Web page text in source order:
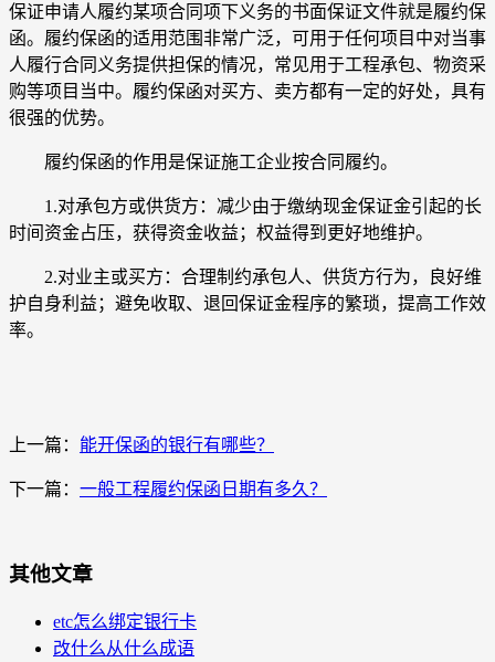
保证申请人履约某项合同项下义务的书面保证文件就是履约保
函。履约保函的适用范围非常广泛，可用于任何项目中对当事
人履行合同义务提供担保的情况，常见用于工程承包、物资采
购等项目当中。履约保函对买方、卖方都有一定的好处，具有
很强的优势。
履约保函的作用是保证施工企业按合同履约。
1.对承包方或供货方：减少由于缴纳现金保证金引起的长
时间资金占压，获得资金收益；权益得到更好地维护。
2.对业主或买方：合理制约承包人、供货方行为，良好维
护自身利益；避免收取、退回保证金程序的繁琐，提高工作效
率。
上一篇： 能开保函的银行有哪些？
下一篇： 一般工程履约保函日期有多久？
其他文章
etc怎么绑定银行卡
改什么从什么成语